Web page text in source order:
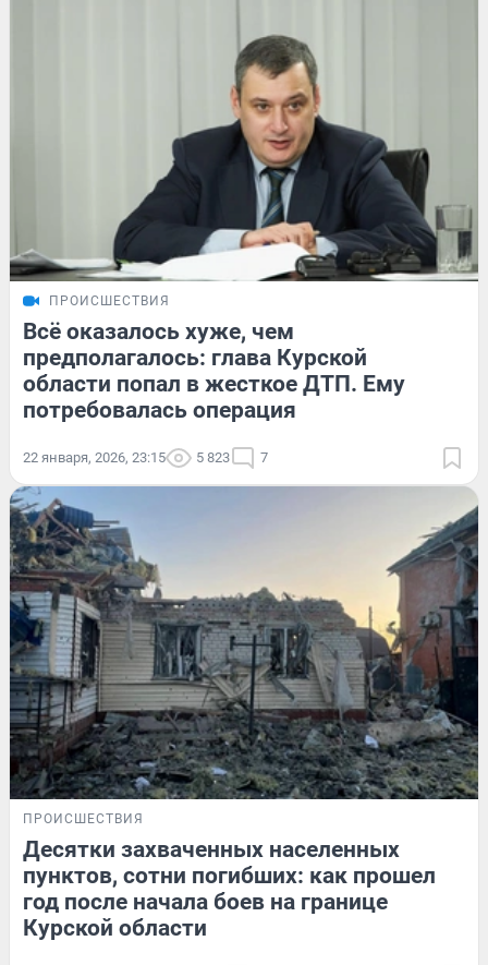
ПРОИСШЕСТВИЯ
Всё оказалось хуже, чем
предполагалось: глава Курской
области попал в жесткое ДТП. Ему
потребовалась операция
22 января, 2026, 23:15 5 823 7
ПРОИСШЕСТВИЯ
Десятки захваченных населенных
пунктов, сотни погибших: как прошел
год после начала боев на границе
Курской области